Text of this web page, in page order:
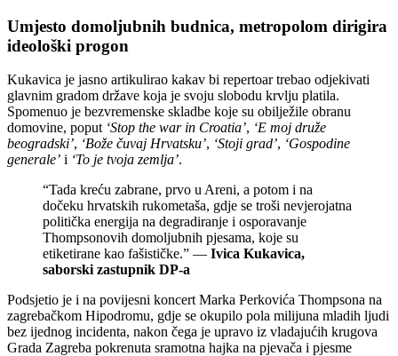
Umjesto domoljubnih budnica, metropolom dirigira
ideološki progon
Kukavica je jasno artikulirao kakav bi repertoar trebao odjekivati
glavnim gradom države koja je svoju slobodu krvlju platila.
Spomenuo je bezvremenske skladbe koje su obilježile obranu
domovine, poput ‘Stop the war in Croatia’, ‘E moj druže
beogradski’, ‘Bože čuvaj Hrvatsku’, ‘Stoji grad’, ‘Gospodine
generale’ i ‘To je tvoja zemlja’.
“Tada kreću zabrane, prvo u Areni, a potom i na
dočeku hrvatskih rukometaša, gdje se troši nevjerojatna
politička energija na degradiranje i osporavanje
Thompsonovih domoljubnih pjesama, koje su
etiketirane kao fašističke.” — Ivica Kukavica,
saborski zastupnik DP-a
Podsjetio je i na povijesni koncert Marka Perkovića Thompsona na
zagrebačkom Hipodromu, gdje se okupilo pola milijuna mladih ljudi
bez ijednog incidenta, nakon čega je upravo iz vladajućih krugova
Grada Zagreba pokrenuta sramotna hajka na pjevača i pjesme